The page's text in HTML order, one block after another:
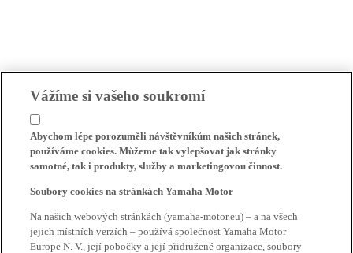
Vážíme si vašeho soukromí
Abychom lépe porozuměli návštěvníkům našich stránek,
používáme cookies. Můžeme tak vylepšovat jak stránky
samotné, tak i produkty, služby a marketingovou činnost.
Soubory cookies na stránkách Yamaha Motor
Na našich webových stránkách (yamaha-motor.eu) – a na všech
jejich místních verzích – používá společnost Yamaha Motor
Europe N. V., její pobočky a její přidružené organizace, soubory